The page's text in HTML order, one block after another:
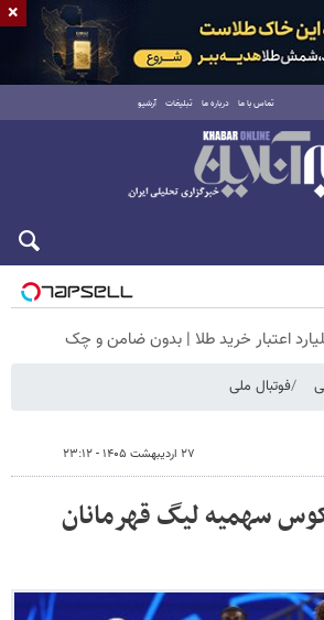
تماس با ما درباره ما تبلیغات آرشیو
شنبه ۱۷ مرداد ۱۴۰۵
فوتبال ملی
۲۷ اردیبهشت ۱۴۰۵ - ۲۳:۱۲
سهمیه لیگ قهرمانان
×